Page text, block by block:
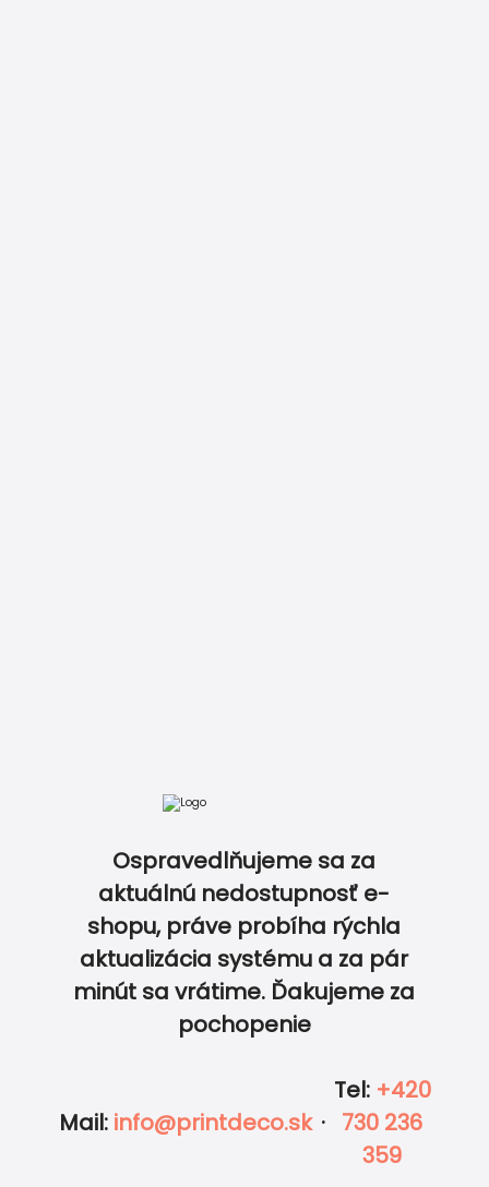
Ospravedlňujeme sa za
aktuálnú nedostupnosť e-
shopu, práve probíha rýchla
aktualizácia systému a za pár
minút sa vrátime. Ďakujeme za
pochopenie
Mail: info@printdeco.sk ·
Tel: +420
730 236
359
0
UPRAVIŤ V EDITORE
Vložiť do košíka
Zobraziť kompletný cenník